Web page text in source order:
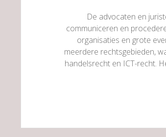
De advocaten en
communiceren en
organisaties en grote
meerdere rechtsgebieden,
handelsrecht en ICT-recht.